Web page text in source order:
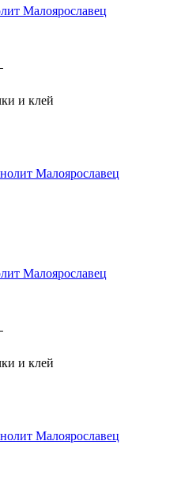
Малоярославец
и клей
Малоярославец
и клей